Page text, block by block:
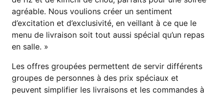
agréable. Nous voulions créer un sentiment
d’excitation et d’exclusivité, en veillant à ce que le
menu de livraison soit tout aussi spécial qu’un repas
en salle. »
Les offres groupées permettent de servir différents
groupes de personnes à des prix spéciaux et
peuvent simplifier les livraisons et les commandes à